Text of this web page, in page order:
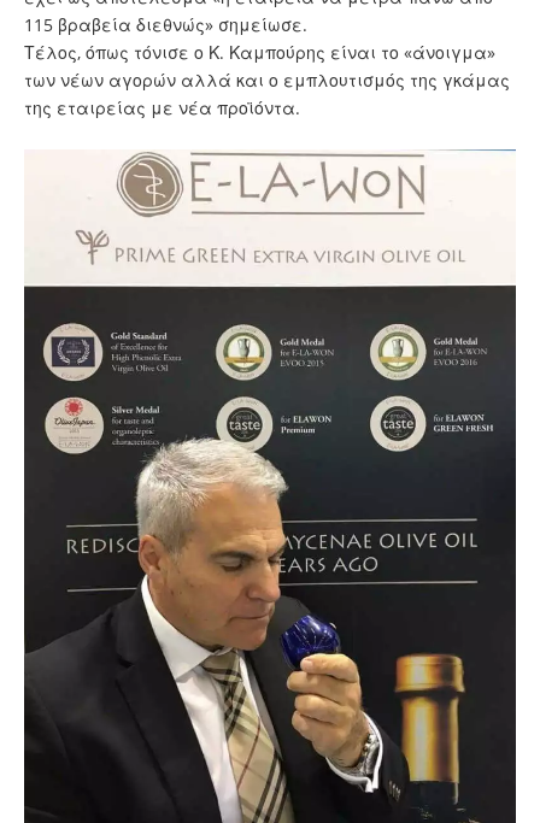
115 βραβεία διεθνώς» σημείωσε.
Τέλος, όπως τόνισε ο Κ. Καμπούρης είναι το «άνοιγμα»
των νέων αγορών αλλά και ο εμπλουτισμός της γκάμας
της εταιρείας με νέα προϊόντα.